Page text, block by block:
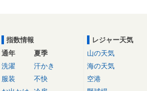
指数情報
通年
洗濯
服装
夏季
汗かき
不快
レジャー天気
山の天気
海の天気
空港